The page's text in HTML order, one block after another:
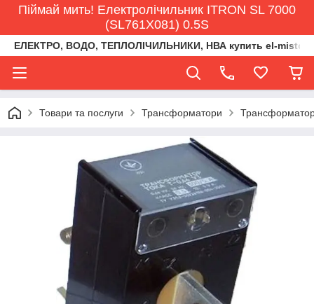
Піймай мить! Електролічильник ITRON SL 7000
(SL761X081) 0.5S
ЕЛЕКТРО, ВОДО, ТЕПЛОЛІЧИЛЬНИКИ, НВА купить el-
Товари та послуги Трансформатори